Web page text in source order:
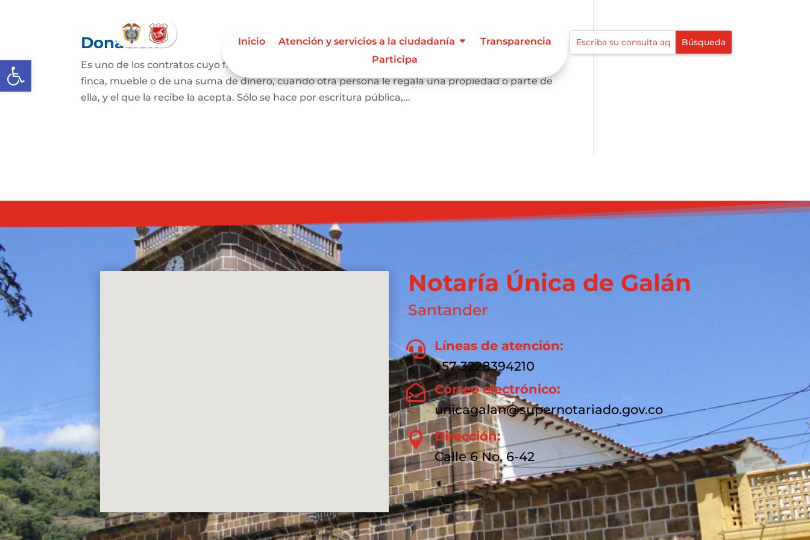
Abrir barra de herramientas
Inicio Atención y servicios a la ciudadanía
Transparencia
Participa
Donación
Es uno de los contratos cuyo fin es que una persona se convierta en dueña de una vivienda, lote,
finca, mueble o de una suma de dinero, cuando otra persona le regala una propiedad o parte de
ella, y el que la recibe la acepta. Sólo se hace por escritura pública,...
Notaría Única de Galán
Santander

Líneas de atención:
+57 3228394210
 Correo electrónico:
unicagalan@supernotariado.gov.co
 Dirección:
Calle 6 No. 6-42